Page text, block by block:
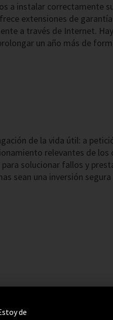
a instalar correctamente
extensiones de
a través de Internet.
un año más de
de la vida útil: a
relevantes de
solucionar fallos y
sean una inversión
de